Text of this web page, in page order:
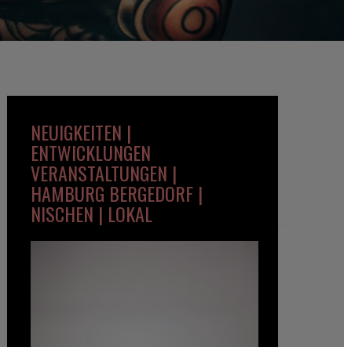
NEUIGKEITEN |
ENTWICKLUNGEN
VERANSTALTUNGEN |
HAMBURG BERGEDORF |
NISCHEN | LOKAL